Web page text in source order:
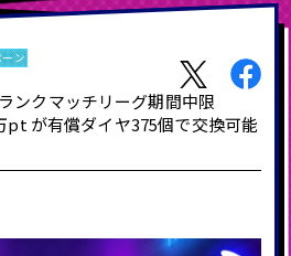
ーン
ンクマッチリーグ期間中限
pt が有償ダイヤ375個で交換可能